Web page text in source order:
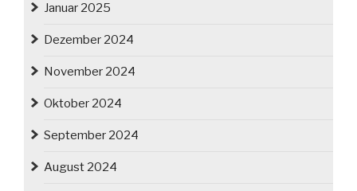
Januar 2025
Dezember 2024
November 2024
Oktober 2024
September 2024
August 2024